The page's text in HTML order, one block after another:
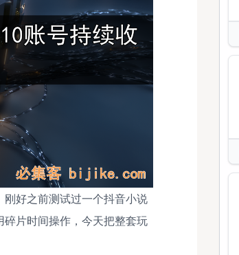
好之前测试过一个抖音小说
片时间操作，今天把整套玩